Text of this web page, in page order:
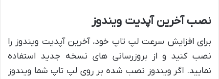
نصب آخرین آپدیت ویندوز
برای افزایش سرعت لپ تاپ خود، آخرین آپدیت ویندوز را
نصب کنید و از بروزرسانی های نسخه جدید استفاده
نمایید. اگر ویندوز نصب شده بر روی لپ تاپ شما ویندوز